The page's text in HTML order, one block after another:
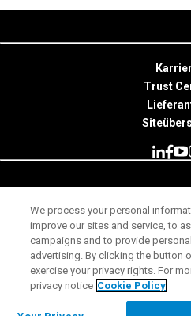
Trust
Rechtliche
We process your personal
improve our sites and service, to
campaigns and to provide
advertising. By clicking the button
exercise your privacy rights. For
privacy notice Cookie Policy